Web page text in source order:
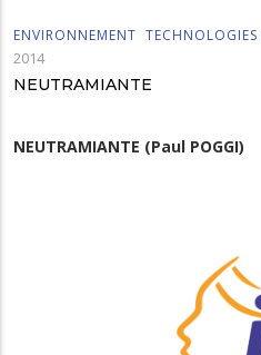
ENVIRONNEMENT
2014
NEUTRAMIANTE
NEUTRAMIANTE (Paul POGGI)